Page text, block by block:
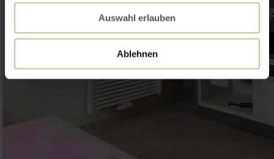
Auswahl erlauben
Ablehnen